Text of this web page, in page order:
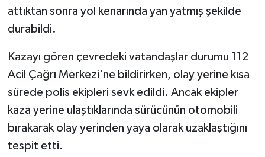
attıktan sonra yol kenarında yan yatmış şekilde
durabildi.
Kazayı gören çevredeki vatandaşlar durumu 112
Acil Çağrı Merkezi'ne bildirirken, olay yerine kısa
sürede polis ekipleri sevk edildi. Ancak ekipler
kaza yerine ulaştıklarında sürücünün otomobili
bırakarak olay yerinden yaya olarak uzaklaştığını
tespit etti.